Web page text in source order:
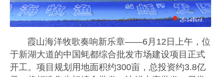
霞山海洋牧歌奏响新乐章——6月12日上午，位
于新湖大道的中国蚝都综合批发市场建设项目正式
开工。项目规划用地面积约300亩，总投资约3.8亿